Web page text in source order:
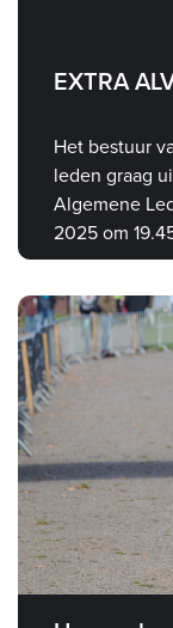
EXTRA
Het bestuur
leden graag
Algemene
2025 om